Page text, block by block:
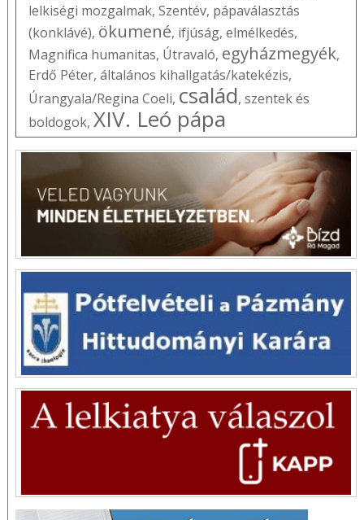
lelkiségi mozgalmak, Szentév, pápaválasztás
(konklávé), ökumené, ifjúság, elmélkedés,
Magnifica humanitas, Útravaló, egyházmegyék,
Erdő Péter, általános kihallgatás/katekézis,
Úrangyala/Regina Coeli, család, szentek és
boldogok, XIV. Leó pápa